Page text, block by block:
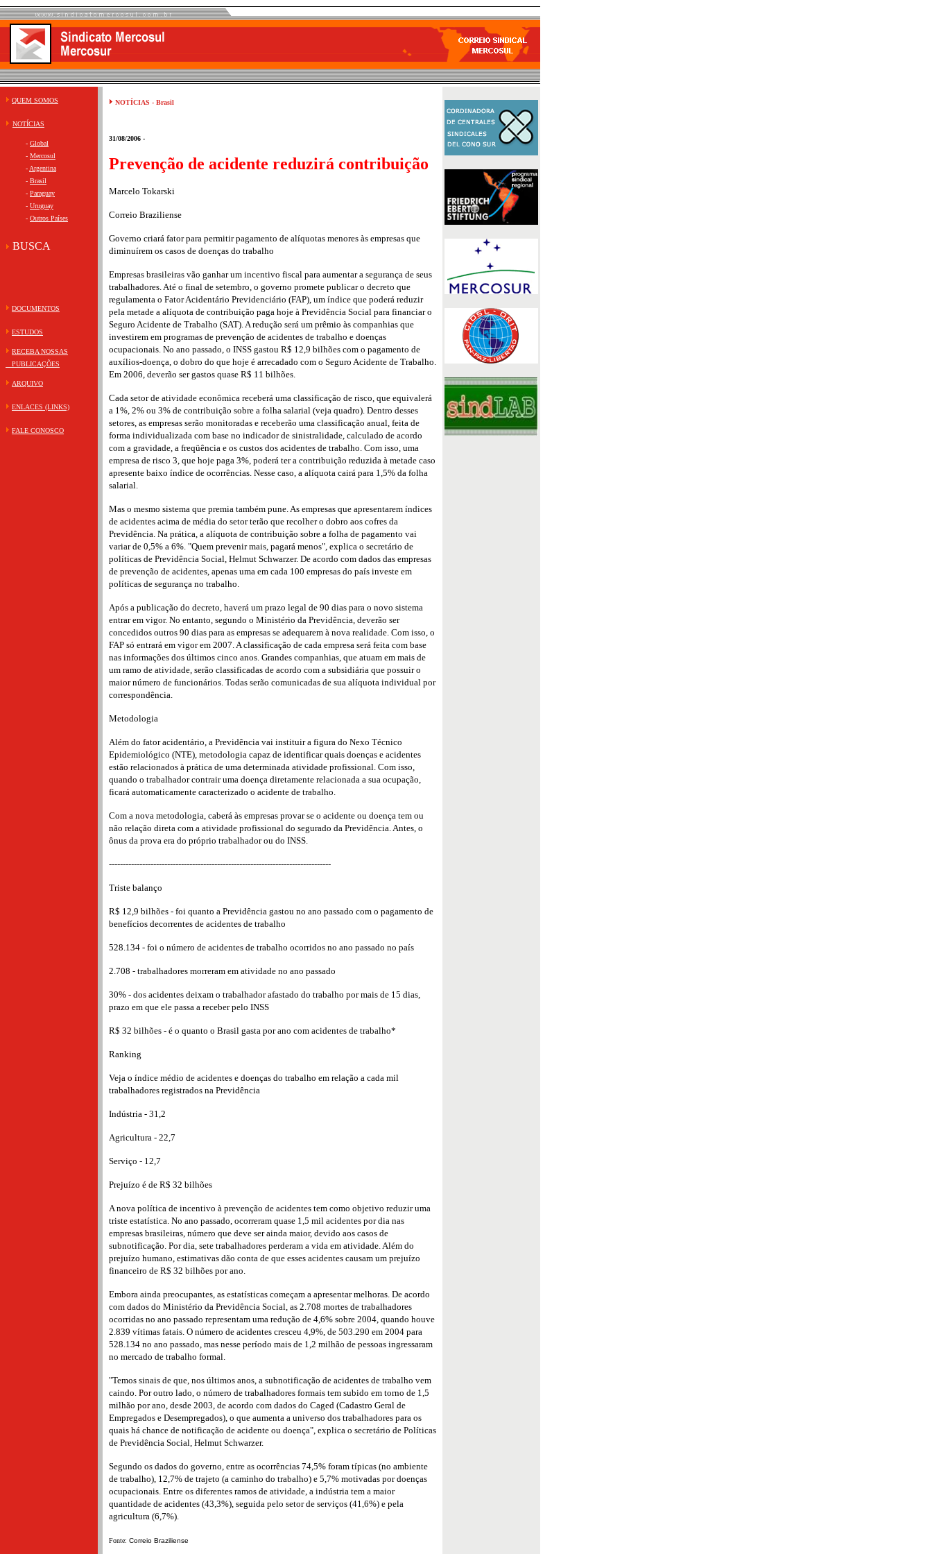
QUEM SOMOS
NOTÍCIAS
- Global
- Mercosul
- Argentina
- Brasil
- Paraguay
- Uruguay
- Outros Países
BUSCA
DOCUMENTOS
ESTUDOS
RECEBA NOSSAS
PUBLICAÇÕES
ARQUIVO
ENLACES (LINKS)
FALE CONOSCO
NOTÍCIAS - Brasil
31/08/2006 -
Prevenção de acidente reduzirá contribuição
Marcelo Tokarski
Correio Braziliense
Governo criará fator para permitir pagamento de alíquotas menores às empresas que
diminuírem os casos de doenças do trabalho
Empresas brasileiras vão ganhar um incentivo fiscal para aumentar a segurança de seus
trabalhadores. Até o final de setembro, o governo promete publicar o decreto que
regulamenta o Fator Acidentário Previdenciário (FAP), um índice que poderá reduzir
pela metade a alíquota de contribuição paga hoje à Previdência Social para financiar o
Seguro Acidente de Trabalho (SAT). A redução será um prêmio às companhias que
investirem em programas de prevenção de acidentes de trabalho e doenças
ocupacionais. No ano passado, o INSS gastou R$ 12,9 bilhões com o pagamento de
auxílios-doença, o dobro do que hoje é arrecadado com o Seguro Acidente de Trabalho.
Em 2006, deverão ser gastos quase R$ 11 bilhões.
Cada setor de atividade econômica receberá uma classificação de risco, que equivalerá
a 1%, 2% ou 3% de contribuição sobre a folha salarial (veja quadro). Dentro desses
setores, as empresas serão monitoradas e receberão uma classificação anual, feita de
forma individualizada com base no indicador de sinistralidade, calculado de acordo
com a gravidade, a freqüência e os custos dos acidentes de trabalho. Com isso, uma
empresa de risco 3, que hoje paga 3%, poderá ter a contribuição reduzida à metade caso
apresente baixo índice de ocorrências. Nesse caso, a alíquota cairá para 1,5% da folha
salarial.
Mas o mesmo sistema que premia também pune. As empresas que apresentarem índices
de acidentes acima de média do setor terão que recolher o dobro aos cofres da
Previdência. Na prática, a alíquota de contribuição sobre a folha de pagamento vai
variar de 0,5% a 6%. "Quem prevenir mais, pagará menos", explica o secretário de
políticas de Previdência Social, Helmut Schwarzer. De acordo com dados das empresas
de prevenção de acidentes, apenas uma em cada 100 empresas do país investe em
políticas de segurança no trabalho.
Após a publicação do decreto, haverá um prazo legal de 90 dias para o novo sistema
entrar em vigor. No entanto, segundo o Ministério da Previdência, deverão ser
concedidos outros 90 dias para as empresas se adequarem à nova realidade. Com isso, o
FAP só entrará em vigor em 2007. A classificação de cada empresa será feita com base
nas informações dos últimos cinco anos. Grandes companhias, que atuam em mais de
um ramo de atividade, serão classificadas de acordo com a subsidiária que possuir o
maior número de funcionários. Todas serão comunicadas de sua alíquota individual por
correspondência.
Metodologia
Além do fator acidentário, a Previdência vai instituir a figura do Nexo Técnico
Epidemiológico (NTE), metodologia capaz de identificar quais doenças e acidentes
estão relacionados à prática de uma determinada atividade profissional. Com isso,
quando o trabalhador contrair uma doença diretamente relacionada a sua ocupação,
ficará automaticamente caracterizado o acidente de trabalho.
Com a nova metodologia, caberá às empresas provar se o acidente ou doença tem ou
não relação direta com a atividade profissional do segurado da Previdência. Antes, o
ônus da prova era do próprio trabalhador ou do INSS.
--------------------------------------------------------------------------------
Triste balanço
R$ 12,9 bilhões - foi quanto a Previdência gastou no ano passado com o pagamento de
benefícios decorrentes de acidentes de trabalho
528.134 - foi o número de acidentes de trabalho ocorridos no ano passado no país
2.708 - trabalhadores morreram em atividade no ano passado
30% - dos acidentes deixam o trabalhador afastado do trabalho por mais de 15 dias,
prazo em que ele passa a receber pelo INSS
R$ 32 bilhões - é o quanto o Brasil gasta por ano com acidentes de trabalho*
Ranking
Veja o índice médio de acidentes e doenças do trabalho em relação a cada mil
trabalhadores registrados na Previdência
Indústria - 31,2
Agricultura - 22,7
Serviço - 12,7
Prejuízo é de R$ 32 bilhões
A nova política de incentivo à prevenção de acidentes tem como objetivo reduzir uma
triste estatística. No ano passado, ocorreram quase 1,5 mil acidentes por dia nas
empresas brasileiras, número que deve ser ainda maior, devido aos casos de
subnotificação. Por dia, sete trabalhadores perderam a vida em atividade. Além do
prejuízo humano, estimativas dão conta de que esses acidentes causam um prejuízo
financeiro de R$ 32 bilhões por ano.
Embora ainda preocupantes, as estatísticas começam a apresentar melhoras. De acordo
com dados do Ministério da Previdência Social, as 2.708 mortes de trabalhadores
ocorridas no ano passado representam uma redução de 4,6% sobre 2004, quando houve
2.839 vítimas fatais. O número de acidentes cresceu 4,9%, de 503.290 em 2004 para
528.134 no ano passado, mas nesse período mais de 1,2 milhão de pessoas ingressaram
no mercado de trabalho formal.
"Temos sinais de que, nos últimos anos, a subnotificação de acidentes de trabalho vem
caindo. Por outro lado, o número de trabalhadores formais tem subido em torno de 1,5
milhão por ano, desde 2003, de acordo com dados do Caged (Cadastro Geral de
Empregados e Desempregados), o que aumenta a universo dos trabalhadores para os
quais há chance de notificação de acidente ou doença", explica o secretário de Políticas
de Previdência Social, Helmut Schwarzer.
Segundo os dados do governo, entre as ocorrências 74,5% foram típicas (no ambiente
de trabalho), 12,7% de trajeto (a caminho do trabalho) e 5,7% motivadas por doenças
ocupacionais. Entre os diferentes ramos de atividade, a indústria tem a maior
quantidade de acidentes (43,3%), seguida pelo setor de serviços (41,6%) e pela
agricultura (6,7%).
Fonte: Correio Braziliense